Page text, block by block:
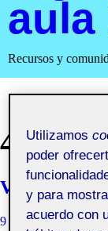
aula
Recursos y
Valoración
9 JUNIO, 2021
Utilizamos
poder
y para
acuerdo con